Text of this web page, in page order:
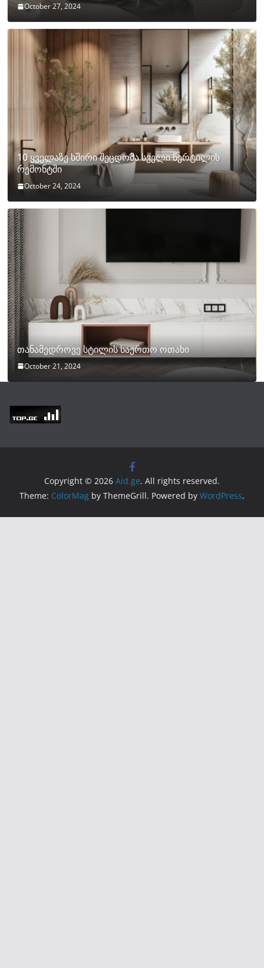
October 27, 2024
10 ყველაზე ხშირი შეცდომა სველი წერტილის
რემონტში
October 24, 2024
თანამედროვე სტილის საერთო ოთახი
October 21, 2024
Copyright © 2026 Aid.ge. All rights reserved.
Theme: ColorMag by ThemeGrill. Powered by WordPress.